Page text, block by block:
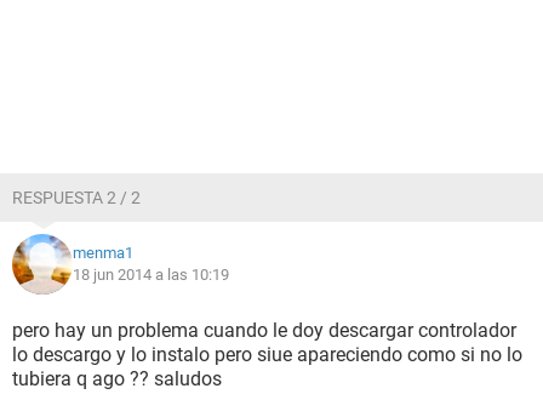
RESPUESTA 2 / 2
menma1
18 jun 2014 a las 10:19
pero hay un problema cuando le doy descargar controlador
lo descargo y lo instalo pero siue apareciendo como si no lo
tubiera q ago ?? saludos